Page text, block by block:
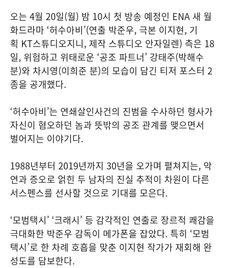
오는 4월 20일(월) 밤 10시 첫 방송 예정인 ENA 새 월
화드라마 ‘허수아비’(연출 박준우, 극본 이지현, 기
획 KT스튜디오지니, 제작 스튜디오 안자일렌) 측은 18
일, 위험하고 위태로운 ‘공조 파트너’ 강태주(박해수
분)와 차시영(이희준 분)의 모습이 담긴 티저 포스터 2
종을 공개했다.
‘허수아비’는 연쇄살인사건의 진범을 수사하던 형사가
자신이 혐오하던 놈과 뜻밖의 공조 관계를 맺으면서
벌어지는 이야기다.
1988년부터 2019년까지 30년을 오가며 펼쳐지는, 악
연과 증오로 얽힌 두 남자의 진실 추적이 차원이 다른
서스펜스를 선사할 것으로 기대를 모은다.
‘모범택시’ ‘크래시’ 등 감각적인 연출로 장르적 쾌감을
극대화한 박준우 감독이 메가폰을 잡았다. 특히 ‘모범
택시’로 한 차례 호흡을 맞춘 이지현 작가가 재회해 완
성도를 담보한다.